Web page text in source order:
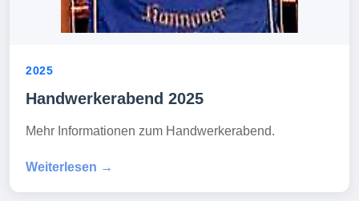
2025
Handwerkerabend 2025
Mehr Informationen zum Handwerkerabend.
Weiterlesen →